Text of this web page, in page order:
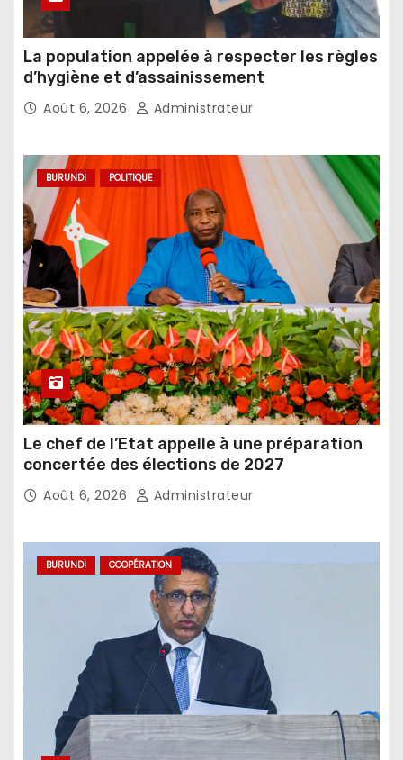
La population appelée à respecter les règles
d’hygiène et d’assainissement
Août 6, 2026 Administrateur
BURUNDI POLITIQUE
Le chef de l’Etat appelle à une préparation
concertée des élections de 2027
Août 6, 2026 Administrateur
BURUNDI COOPÉRATION